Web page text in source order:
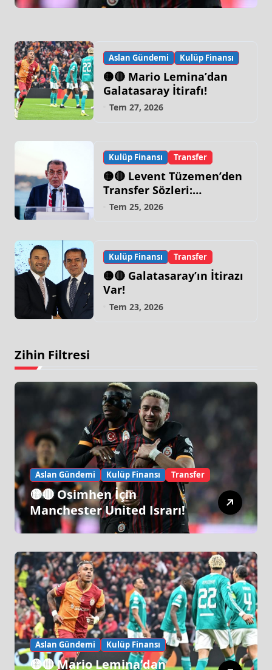
Aslan Gündemi Kulüp Finansı
🟡🔴 Mario Lemina’dan
Galatasaray İtirafı!
Tem 27, 2026
Kulüp Finansı Transfer
🟡🔴 Levent Tüzemen’den
Transfer Sözleri:
“Galatasaray’ın Zirve
Tem 25, 2026
Kulüp Finansı Transfer
🟡🔴 Galatasaray’ın İtirazı
Var!
Tem 23, 2026
Zihin Filtresi
Aslan Gündemi Kulüp Finansı Transfer
🟡🔴 Osimhen İçin
Manchester United Israrı!
Aslan Gündemi Kulüp Finansı
🟡🔴 Mario Lemina’dan